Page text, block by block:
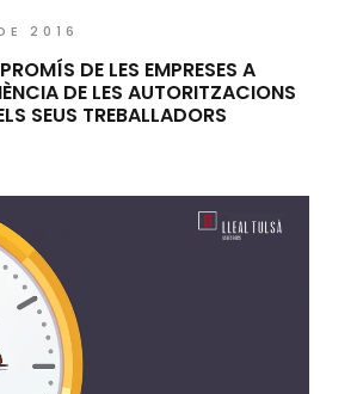
2016
DE LES EMPRESES A
DE LES AUTORITZACIONS
SEUS TREBALLADORS